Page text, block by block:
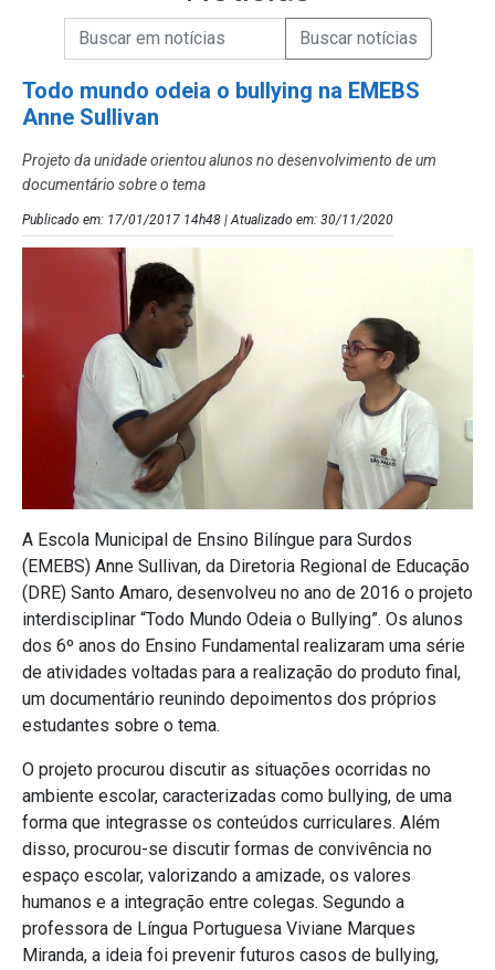
Campo de Busca de Notícias
Campo de Busca de informaçõesEnviar a Busca de Notícias
Todo mundo odeia o bullying na EMEBS
Anne Sullivan
Projeto da unidade orientou alunos no desenvolvimento de um
documentário sobre o tema
Publicado em: 17/01/2017 14h48 | Atualizado em: 30/11/2020
A Escola Municipal de Ensino Bilíngue para Surdos
(EMEBS) Anne Sullivan, da Diretoria Regional de Educação
(DRE) Santo Amaro, desenvolveu no ano de 2016 o projeto
interdisciplinar “Todo Mundo Odeia o Bullying”. Os alunos
dos 6º anos do Ensino Fundamental realizaram uma série
de atividades voltadas para a realização do produto final,
um documentário reunindo depoimentos dos próprios
estudantes sobre o tema.
O projeto procurou discutir as situações ocorridas no
ambiente escolar, caracterizadas como bullying, de uma
forma que integrasse os conteúdos curriculares. Além
disso, procurou-se discutir formas de convivência no
espaço escolar, valorizando a amizade, os valores
humanos e a integração entre colegas. Segundo a
professora de Língua Portuguesa Viviane Marques
Miranda, a ideia foi prevenir futuros casos de bullying,